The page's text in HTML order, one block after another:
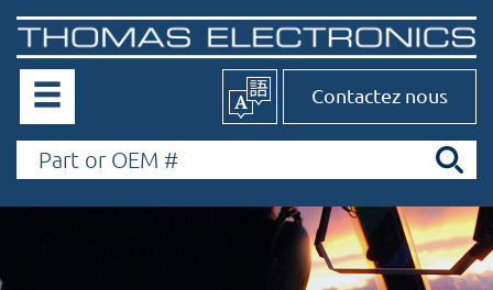
Contactez nous